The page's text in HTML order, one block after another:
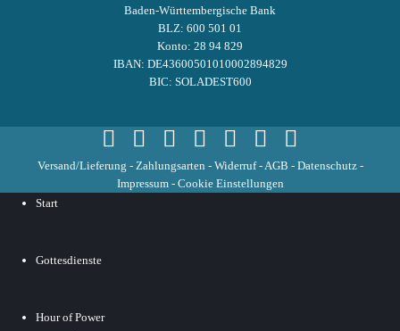
Baden-Württembergische Bank
BLZ: 600 501 01
Konto: 28 94 829
IBAN: DE43600501010002894829
BIC: SOLADEST600
Versand/Lieferung - Zahlungsarten - Widerruf-AGB - Datenschutz-
Impressum- Cookie Einstellungen
Start
Gottesdienste
Hour of Power